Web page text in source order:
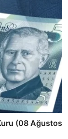
(08 Ağustos